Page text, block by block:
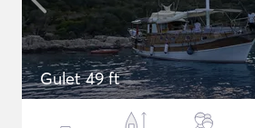
Gulet 49 ft